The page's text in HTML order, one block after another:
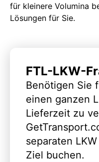
für kleinere Volumina
Lösungen für Sie.
FTL-LKW-
Benötigen Sie
einen ganzen
Lieferzeit zu
separaten
Ziel buchen.